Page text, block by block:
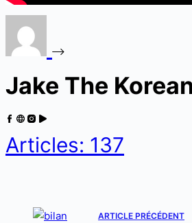
Jake The
Articles: 137
ARTICLE PRÉCÉDENT